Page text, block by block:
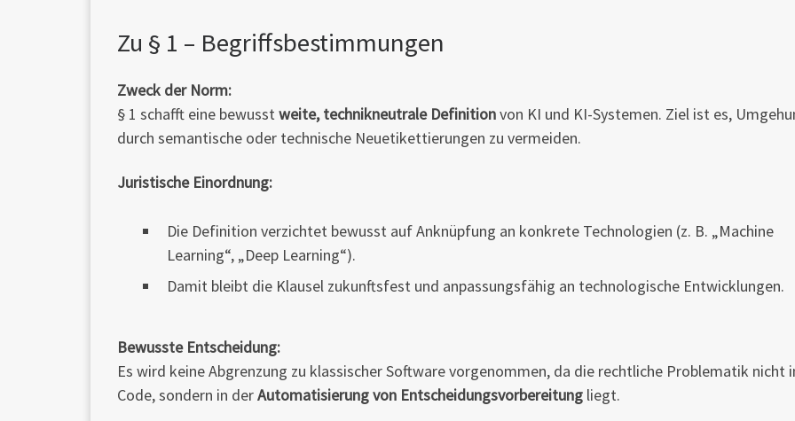
Zu § 1 – Begriffsbestimmungen
Zweck der Norm:
§ 1 schafft eine bewusst weite, technikneutrale Definitionvon KI und KI-Systemen. Ziel ist es,
durch semantische oder technische Neuetikettierungen zu vermeiden.
Juristische Einordnung:
Die Definition verzichtet bewusst auf Anknüpfung an konkrete Technologien (z. B. „Machine
Learning“, „Deep Learning“).
Damit bleibt die Klausel zukunftsfest und anpassungsfähig an technologische Entwicklungen.
Bewusste Entscheidung:
Es wird keine Abgrenzung zu klassischer Software vorgenommen, da die rechtliche Problematik nicht
Code, sondern in derAutomatisierung von Entscheidungsvorbereitung liegt.